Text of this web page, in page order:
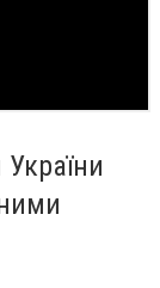
України